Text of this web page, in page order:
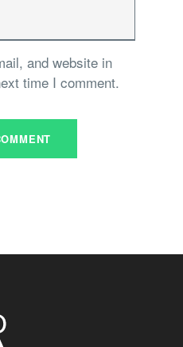
and website in
time I comment.